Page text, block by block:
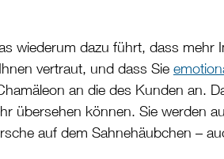
wiederum dazu führt, dass mehr
vertraut, und dass Sie
an die des Kunden an.
übersehen können. Sie werden
auf dem Sahnehäubchen –